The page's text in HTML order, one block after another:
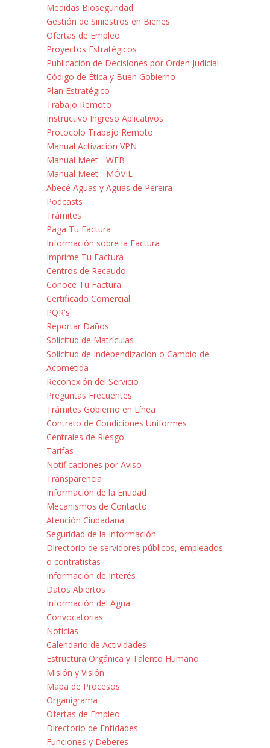
Medidas Bioseguridad
Gestión de Siniestros en Bienes
Ofertas de Empleo
Proyectos Estratégicos
Publicación de Decisiones por Orden Judicial
Código de Ética y Buen Gobierno
Plan Estratégico
Trabajo Remoto
Instructivo Ingreso Aplicativos
Protocolo Trabajo Remoto
Manual Activación VPN
Manual Meet - WEB
Manual Meet - MÓVIL
Abecé Aguas y Aguas de Pereira
Podcasts
Trámites
Paga Tu Factura
Información sobre la Factura
Imprime Tu Factura
Centros de Recaudo
Conoce Tu Factura
Certificado Comercial
PQR's
Reportar Daños
Solicitud de Matrículas
Solicitud de Independización o Cambio de
Acometida
Reconexión del Servicio
Preguntas Frecuentes
Trámites Gobierno en Línea
Contrato de Condiciones Uniformes
Centrales de Riesgo
Tarifas
Notificaciones por Aviso
Transparencia
Información de la Entidad
Mecanismos de Contacto
Atención Ciudadana
Seguridad de la Información
Directorio de servidores públicos, empleados
o contratistas
Información de Interés
Datos Abiertos
Información del Agua
Convocatorias
Noticias
Calendario de Actividades
Estructura Orgánica y Talento Humano
Misión y Visión
Mapa de Procesos
Organigrama
Ofertas de Empleo
Directorio de Entidades
Funciones y Deberes